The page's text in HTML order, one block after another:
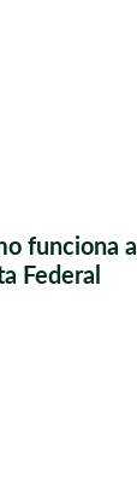
funciona a
Federal